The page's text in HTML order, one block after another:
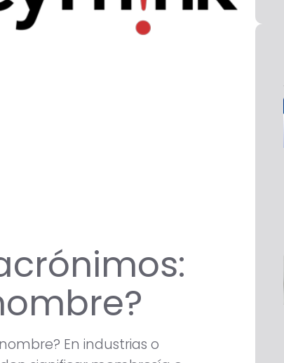
(PIJ) • Sistema de coincidencia Pantone (PMS) • Solo para posición (FPO) • Nocauts (KOs) • Reconocimiento óptico de caracteres (OCR) • URLs personalizadas (pURLs) • Códigos de respuesta rápida (códigos QR) Sin un directorio de acrónimos, es probable que al cliente medio le resulte difícil entender lo siguiente: «En el mundo de la impresión PIJ, el uso eficaz del PMS garantiza una precisión de color vibrante. Mientras que las imágenes FPO guían el diseño del diseño, los KO garantizan superposiciones de color precisas. El uso de OCR para el escaneo de texto, las pURL para el marketing personalizado y los códigos QR para facilitar el acceso a la información ha revolucionado el panorama de la interacción digital». Después de haber estado en la industria durante años, los profesionales experimentados pueden salpicar sus conversaciones con acrónimos por costumbre. Estos veteranos deben ser conscientes de su idioma, especialmente cuando interactúan con clientes o recién llegados. Un momento extra dedicado a aclarar o elegir una terminología más directa puede ayudar a que esa persona se sienta valorada y comprendida. Si bien los PSP pueden avanzar en la simplificación de su lenguaje, los clientes también tienen un papel que desempeñar. Hay que animarles a buscar claridad siempre que no estén seguros. Las formas de promover esta cultura incluyen agregar recordatorios en boletines informativos o durante los puntos de contacto regulares con los clientes, asegurarles que ninguna pregunta es demasiado fundamental y enfatizar que su comprensión es primordial. En esencia, educar a los clientes es algo más que vocabulario: se trata de inclusión. Cuando los clientes entienden el idioma, no son solo clientes; Pasan a formar parte de un club exclusivo. Son personas con información privilegiada que están al tanto de los matices de la industria. Este sentido de pertenencia puede mejorar significativamente la lealtad y la satisfacción. La conclusión Si bien los acrónimos pueden captar la atención y promover la identidad de la marca, el valor genuino y las soluciones detrás de ellos conducen a relaciones y resultados exitosos con los clientes. Siempre prioriza las necesidades de un cliente sobre el deseo de sonar actual o moderno. En una era en la que la experiencia del cliente es primordial, las formas en que los PSP se comunican pueden desempeñar un papel fundamental. Al desmitificar el lenguaje de los acrónimos, las empresas garantizan una comunicación más clara y forjan relaciones más sólidas e inclusivas con su clientela. Recuerde siempre que, en el mundo de los negocios, lo que cuenta no es solo lo que dice, sino cómo lo dice. Como parte del Servicio de Consultoría de Estrategias de Desarrollo de Negocios en Keypoint Intelligence, Karen Kimerer ha experimentado los muchos desafíos de expandir las oportunidades de mercado actuales y asegurar nuevos negocios. Ha desarrollado un enfoque sistemático de estas oportunidades, abordando los requisitos únicos para convertirse en un líder en nuestra industria cambiante. Durante 60 años, la industria de la imagen digital ha confiado en Keypoint Intelligence para realizar pruebas prácticas independientes, datos de laboratorio e investigación de mercado para impulsar el éxito de los productos y las ventas. Keypoint Intelligence ha sido reconocid